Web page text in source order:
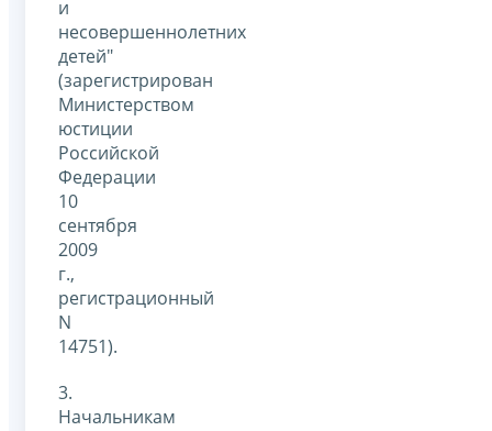
и
несовершеннолетних
детей"
(зарегистрирован
Министерством
юстиции
Российской
Федерации
10
сентября
2009
г.,
регистрационный
N
14751).
3.
Начальникам